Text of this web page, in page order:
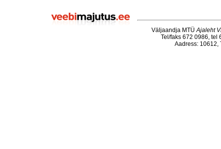
Väljaandja MTÜAjaleht
Tel/faks 672 0986, tel
Aadress: 10612,